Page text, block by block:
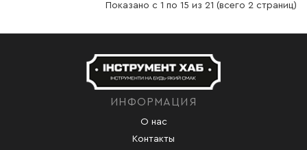
Показано с 1 по 15 из 21 (всего 2 страниц)
ИНФОРМАЦИЯ
О нас
Контакты